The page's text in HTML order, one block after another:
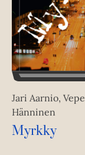
Jari Aarnio, Vepe
Hänninen
Myrkky